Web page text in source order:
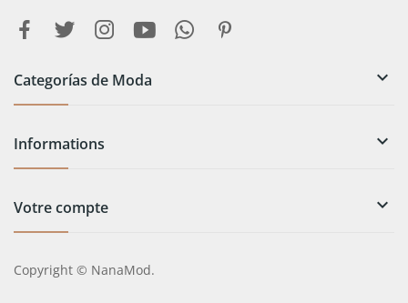
Categorías de Moda 
Informations 
Votre compte 
Copyright © NanaMod.